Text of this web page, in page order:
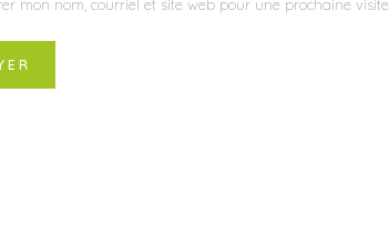
mon nom, courriel et site web pour une prochaine visite.